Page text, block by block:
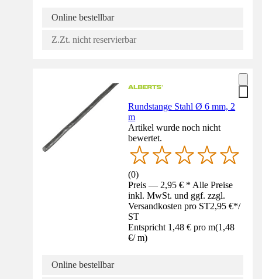
Online bestellbar
Z.Zt. nicht reservierbar
Rundstange Stahl Ø 6 mm, 2
m
Artikel wurde noch nicht
bewertet.
(0)
Preis — 2,95 € * Alle Preise
inkl. MwSt. und ggf. zzgl.
Versandkosten pro ST2,95 €*/
ST
Entspricht 1,48 € pro m(1,48
€/ m)
Online bestellbar